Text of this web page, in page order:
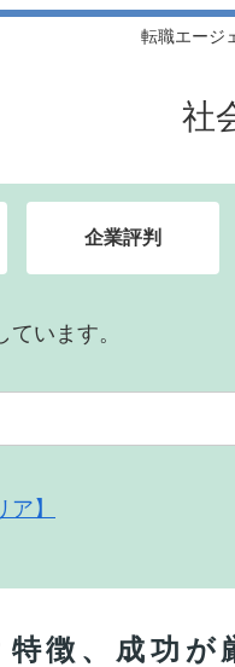
転職エージ
社
企業評判
います。
】
徴、成功が